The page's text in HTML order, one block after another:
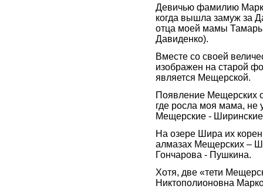
Девичью фамилию
когда вышла замуж за
отца моей мамы
Давиденко).
Вместе со своей
изображен на старой
является Мещерской.
Появление Мещерских
где росла моя мама, не
Мещерские -
На озере Шира их
алмазах Мещерских –
Гончарова - Пушкина.
Хотя, две «тети
Никтополионовна